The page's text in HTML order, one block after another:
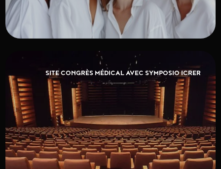
SITE CONGRÈS MÉDICAL AVEC SYMPOSIO ICRER